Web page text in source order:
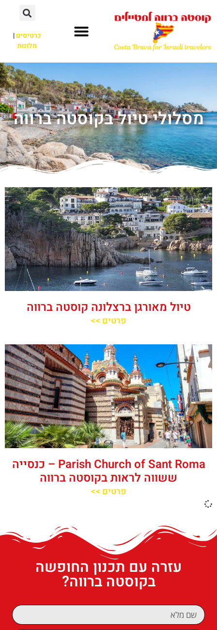
כרטיסים|
מלונות
מסלולי טיול בקוסטה ברווה
טיול מאורגן ברצלונה קוסטה ברווה
פרטים >>
‪‪Parish Church of Sant Roma‬‬ – כנסייה
ששווה לראות בקוסטה ברווה
פרטים >>
עזרה עם תכנון החופשה
בקוסטה ברווה?